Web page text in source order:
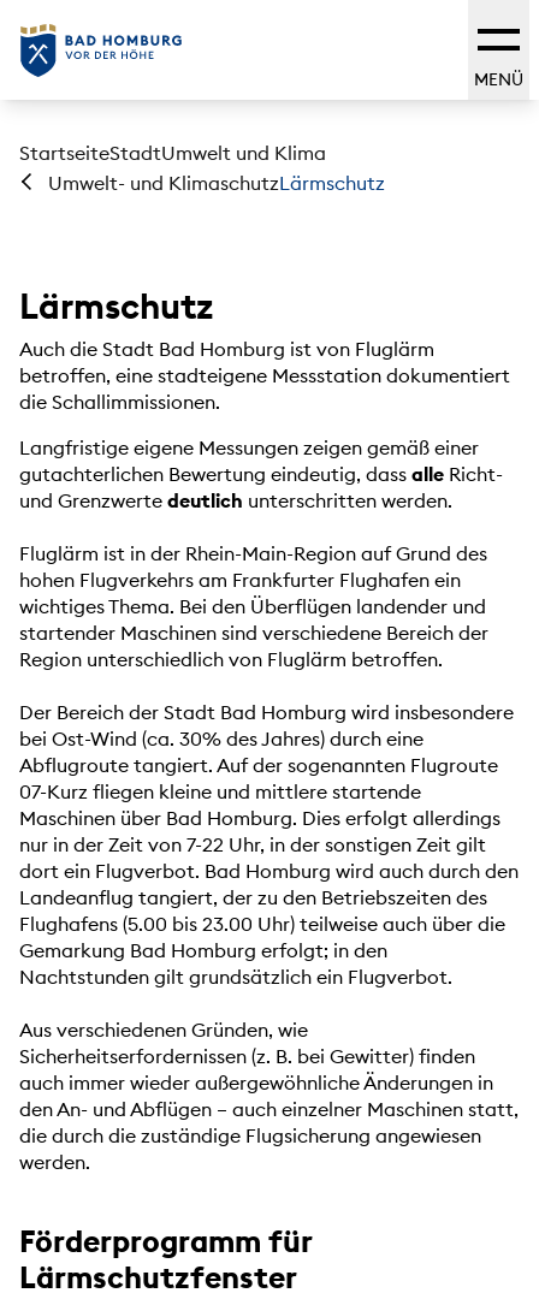
MENÜ
StartseiteStadtUmwelt und Klima
Umwelt- und KlimaschutzLärmschutz
Lärmschutz
Auch die Stadt Bad Homburg ist von Fluglärm
betroffen, eine stadteigene Messstation dokumentiert
die Schallimmissionen.
Langfristige eigene Messungen zeigen gemäß einer
gutachterlichen Bewertung eindeutig, dass alle Richt-
und Grenzwerte deutlich unterschritten werden.
Fluglärm ist in der Rhein-Main-Region auf Grund des
hohen Flugverkehrs am Frankfurter Flughafen ein
wichtiges Thema. Bei den Überflügen landender und
startender Maschinen sind verschiedene Bereich der
Region unterschiedlich von Fluglärm betroffen.
Der Bereich der Stadt Bad Homburg wird insbesondere
bei Ost-Wind (ca. 30% des Jahres) durch eine
Abflugroute tangiert. Auf der sogenannten Flugroute
07-Kurz fliegen kleine und mittlere startende
Maschinen über Bad Homburg. Dies erfolgt allerdings
nur in der Zeit von 7-22 Uhr, in der sonstigen Zeit gilt
dort ein Flugverbot. Bad Homburg wird auch durch den
Landeanflug tangiert, der zu den Betriebszeiten des
Flughafens (5.00 bis 23.00 Uhr) teilweise auch über die
Gemarkung Bad Homburg erfolgt; in den
Nachtstunden gilt grundsätzlich ein Flugverbot.
Aus verschiedenen Gründen, wie
Sicherheitserfordernissen (z. B. bei Gewitter) finden
auch immer wieder außergewöhnliche Änderungen in
den An- und Abflügen – auch einzelner Maschinen statt,
die durch die zuständige Flugsicherung angewiesen
werden.
Förderprogramm für
Lärmschutzfenster